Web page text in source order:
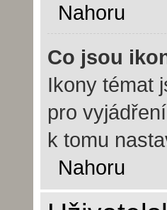
Nahoru
Co jsou
Ikony témat
pro
k tomu
Nahoru